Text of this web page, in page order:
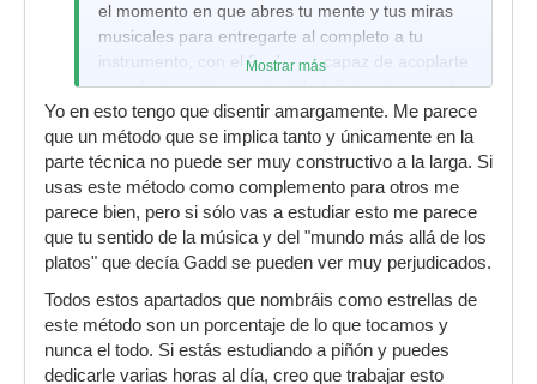
el momento en que abres tu mente y tus miras
musicales para entregarte al completo a tu
instrumento, con el fin de ser capaz de acoplarte
a cualquier estilo con facilidad. Bajo mi punto de
vista, es más completo e instructivo y con un
mayor rango de aplicaciones.
Mostrar más
Yo en esto tengo que disentir amargamente. Me parece
que un método que se implica tanto y únicamente en la
parte técnica no puede ser muy constructivo a la larga. Si
usas este método como complemento para otros me
parece bien, pero si sólo vas a estudiar esto me parece
que tu sentido de la música y del "mundo más allá de los
platos" que decía Gadd se pueden ver muy perjudicados.
Todos estos apartados que nombráis como estrellas de
este método son un porcentaje de lo que tocamos y
nunca el todo. Si estás estudiando a piñón y puedes
dedicarle varias horas al día, creo que trabajar esto